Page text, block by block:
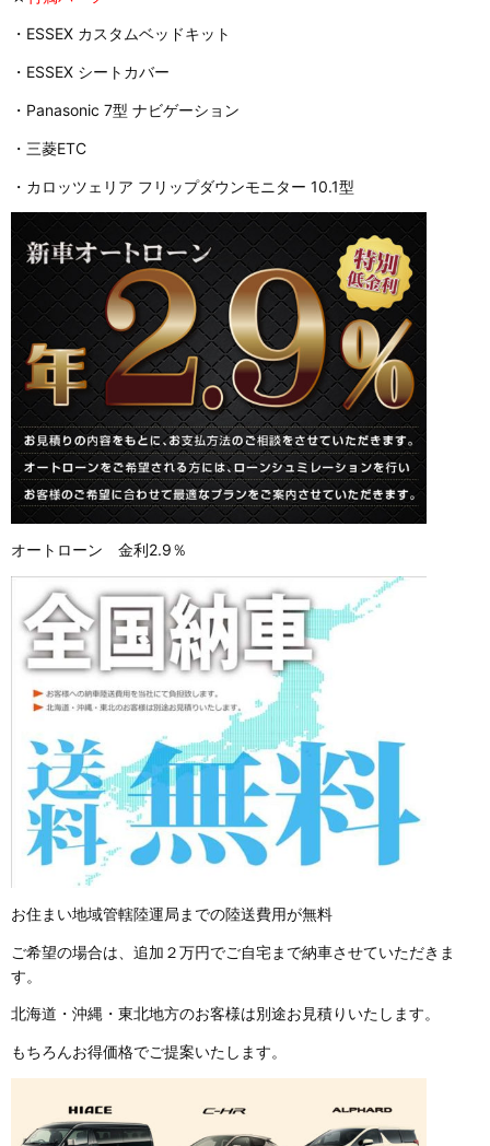
・ESSEX カスタムベッドキット
・ESSEX シートカバー
・Panasonic 7型 ナビゲーション
・三菱ETC
・カロッツェリア フリップダウンモニター 10.1型
オートローン 金利2.9％
お住まい地域管轄陸運局までの陸送費用が無料
ご希望の場合は、追加２万円でご自宅まで納車させていただきま
す。
北海道・沖縄・東北地方のお客様は別途お見積りいたします。
もちろんお得価格でご提案いたします。